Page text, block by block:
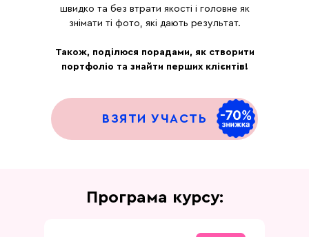
швидко та без втрати якості і головне як
знімати ті фото, які дають результат.
Також, поділюся порадами, як створити
портфоліо та знайти перших клієнтів!
ВЗЯТИ УЧАСТЬ
Програма курсу: